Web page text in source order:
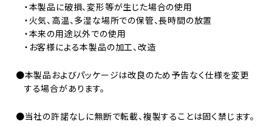
・本製品に破損、変形等が生じた場合の使用
・火気、高温、多湿な場所での保管、長時間の放置
・本来の用途以外での使用
・お客様による本製品の加工、改造
●本製品およびパッケージは改良のため予告なく仕様を変更
する場合があります。
●当社の許諾なしに無断で転載、複製することは固く禁じます。